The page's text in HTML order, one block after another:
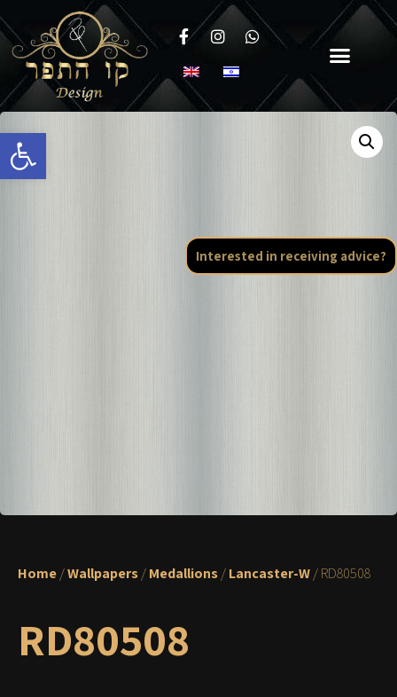
Open toolbar
Home/Wallpapers/Medallions/Lancaster-W/ RD80508
RD80508
Interested in receiving advice?